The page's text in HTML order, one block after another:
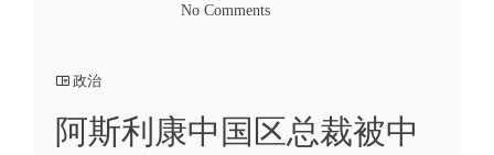
No Comments
政治
阿斯利康中国区总裁被中